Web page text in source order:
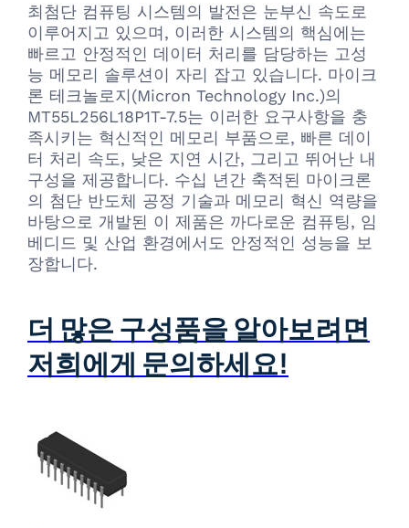
최첨단 컴퓨팅 시스템의 발전은 눈부신 속도로
이루어지고 있으며, 이러한 시스템의 핵심에는
빠르고 안정적인 데이터 처리를 담당하는 고성
능 메모리 솔루션이 자리 잡고 있습니다. 마이크
론 테크놀로지(Micron Technology Inc.)의
MT55L256L18P1T-7.5는 이러한 요구사항을 충
족시키는 혁신적인 메모리 부품으로, 빠른 데이
터 처리 속도, 낮은 지연 시간, 그리고 뛰어난 내
구성을 제공합니다. 수십 년간 축적된 마이크론
의 첨단 반도체 공정 기술과 메모리 혁신 역량을
바탕으로 개발된 이 제품은 까다로운 컴퓨팅, 임
베디드 및 산업 환경에서도 안정적인 성능을 보
장합니다.
더 많은 구성품을 알아보려면
저희에게 문의하세요!